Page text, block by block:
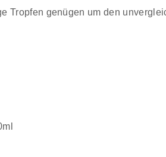
Tropfen genügen um den